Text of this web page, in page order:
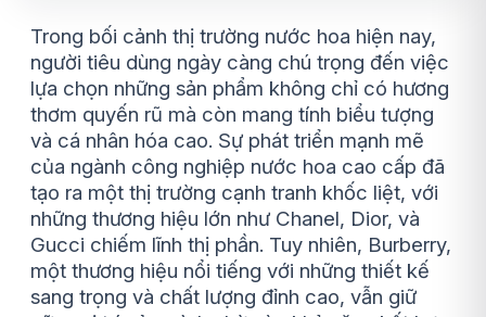
Trong bối cảnh thị trường nước hoa hiện nay,
người tiêu dùng ngày càng chú trọng đến việc
lựa chọn những sản phẩm không chỉ có hương
thơm quyến rũ mà còn mang tính biểu tượng
và cá nhân hóa cao. Sự phát triển mạnh mẽ
của ngành công nghiệp nước hoa cao cấp đã
tạo ra một thị trường cạnh tranh khốc liệt, với
những thương hiệu lớn như Chanel, Dior, và
Gucci chiếm lĩnh thị phần. Tuy nhiên, Burberry,
một thương hiệu nổi tiếng với những thiết kế
sang trọng và chất lượng đỉnh cao, vẫn giữ